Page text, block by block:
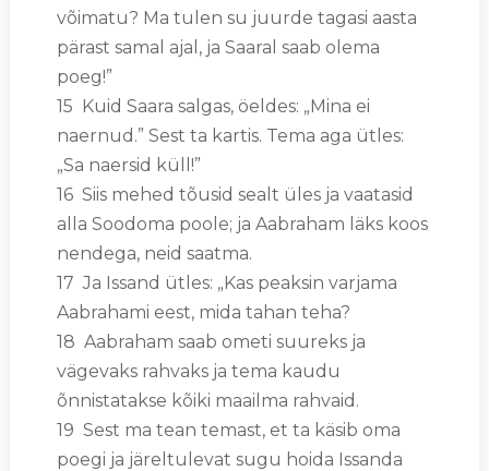
võimatu? Ma tulen su juurde tagasi aasta
pärast samal ajal, ja Saaral saab olema
poeg!”
15 Kuid Saara salgas, öeldes: „Mina ei
naernud.” Sest ta kartis. Tema aga ütles:
„Sa naersid küll!”
16 Siis mehed tõusid sealt üles ja vaatasid
alla Soodoma poole; ja Aabraham läks koos
nendega, neid saatma.
17 Ja Issand ütles: „Kas peaksin varjama
Aabrahami eest, mida tahan teha?
18 Aabraham saab ometi suureks ja
vägevaks rahvaks ja tema kaudu
õnnistatakse kõiki maailma rahvaid.
19 Sest ma tean temast, et ta käsib oma
poegi ja järeltulevat sugu hoida Issanda